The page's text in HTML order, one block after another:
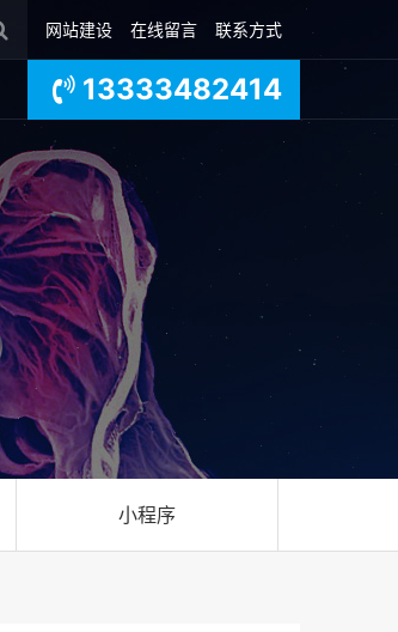
网站建设 在线留言 联系方式
13333482414
小程序